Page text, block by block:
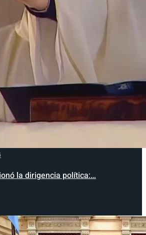
la dirigencia política:…